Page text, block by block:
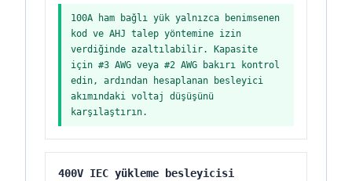
100A ham bağlı yük yalnızca benimsenen
kod ve AHJ talep yöntemine izin
verdiğinde azaltılabilir. Kapasite
için #3 AWG veya #2 AWG bakırı kontrol
edin, ardından hesaplanan besleyici
akımındaki voltaj düşüşünü
karşılaştırın.
400V IEC yükleme besleyicisi